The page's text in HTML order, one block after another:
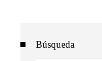
Búsqueda